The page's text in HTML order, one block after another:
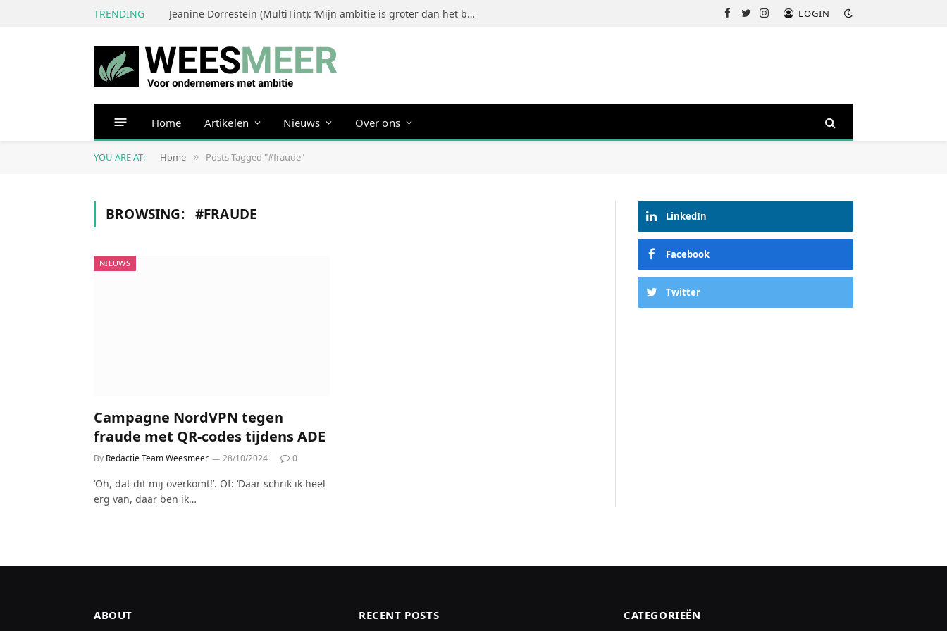
TRENDING Jeanine Dorrestein (MultiTint): ‘Mijn ambitie is groter dan het bouwen van een succesvol merk’ Facebook
TwitterInstagramLOGIN
Home Artikelen Nieuws Over ons
YOU ARE AT: Home » Posts Tagged "#fraude"
BROWSING: #FRAUDE
NIEUWS
Campagne NordVPN tegen
fraude met QR-codes tijdens ADE
By Redactie Team Weesmeer 28/10/2024 0
‘Oh, dat dit mij overkomt!’. Of: ‘Daar schrik ik heel
erg van, daar ben ik…
LinkedIn
Facebook
Twitter
ABOUT RECENT POSTS CATEGORIEËN